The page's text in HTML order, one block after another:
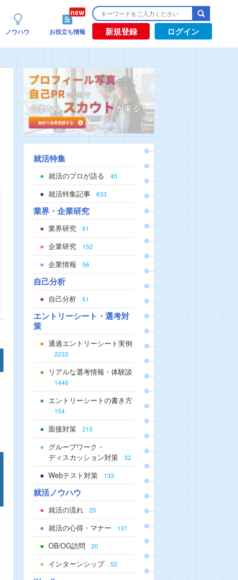
ノウハウ お役立ち情報 新規登録 ログイン
就活特集
就活のプロが語る 40
就活特集記事 633
業界・企業研究
業界研究 61
企業研究 152
企業情報 56
自己分析
自己分析 61
エントリーシート・選考対
策
通過エントリーシート実例
2233
リアルな選考情報・体験談
1446
エントリーシートの書き方
154
面接対策 215
グループワーク・
ディスカッション対策
32
Webテスト対策 133
就活ノウハウ
就活の流れ 25
就活の心得・マナー 131
OB/OG訪問 20
インターンシップ 52